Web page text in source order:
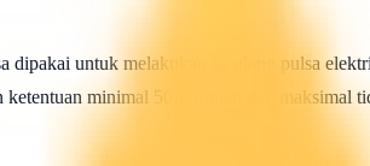
dipakai untuk melakukan isi ulang pulsa
minimal 50rb rupiah dan